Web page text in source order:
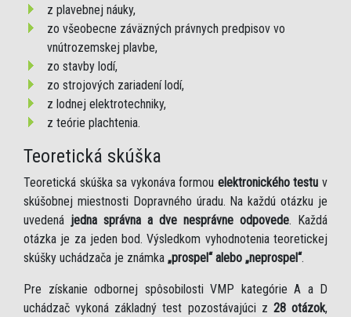
z plavebnej náuky,
zo všeobecne záväzných právnych predpisov vo
vnútrozemskej plavbe,
zo stavby lodí,
zo strojových zariadení lodí,
z lodnej elektrotechniky,
z teórie plachtenia.
Teoretická skúška
Teoretická skúška sa vykonáva formou elektronického testu v
skúšobnej miestnosti Dopravného úradu. Na každú otázku je
uvedená jedna správna a dve nesprávne odpovede. Každá
otázka je za jeden bod. Výsledkom vyhodnotenia teoretickej
skúšky uchádzača je známka „prospel“ alebo „neprospel“.
Pre získanie odbornej spôsobilosti VMP kategórie A a D
uchádzač vykoná základný test pozostávajúci z 28 otázok,